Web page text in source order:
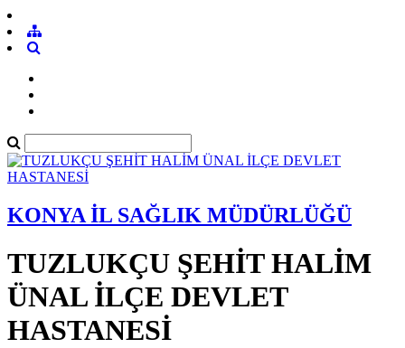
KONYA İL SAĞLIK MÜDÜRLÜĞÜ
TUZLUKÇU ŞEHİT HALİM
ÜNAL İLÇE DEVLET
HASTANESİ